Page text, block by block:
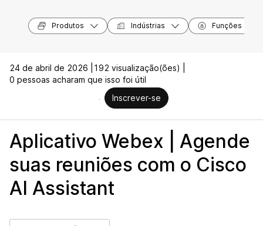
Produtos Indústrias Funções
24 de abril de 2026 |
192 visualização(ões) |
0 pessoas acharam que isso foi útil
Inscrever-se
Aplicativo Webex | Agende
suas reuniões com o Cisco
AI Assistant